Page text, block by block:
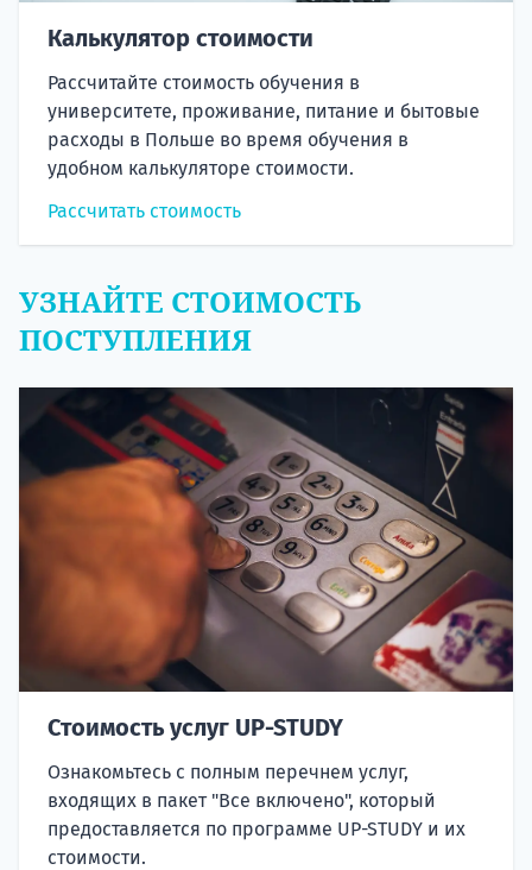
Калькулятор стоимости
Рассчитайте стоимость обучения в
университете, проживание, питание и бытовые
расходы в Польше во время обучения в
удобном калькуляторе стоимости.
Рассчитать стоимость
УЗНАЙТЕ СТОИМОСТЬ
ПОСТУПЛЕНИЯ
Стоимость услуг UP-STUDY
Ознакомьтесь с полным перечнем услуг,
входящих в пакет "Все включено", который
предоставляется по программе UP-STUDY и их
стоимости.